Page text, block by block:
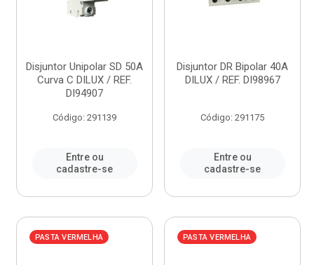
Disjuntor Unipolar SD 50A
Curva C DILUX / REF.
DI94907
Código: 291139
Entre ou
cadastre-se
Disjuntor DR Bipolar 40A
DILUX / REF. DI98967
Código: 291175
Entre ou
cadastre-se
PASTA VERMELHA PASTA VERMELHA